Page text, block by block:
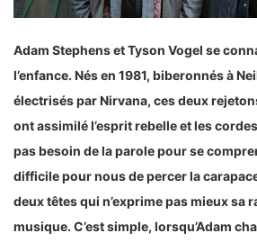
Adam Stephens et Tyson Vogel se
l’enfance. Nés en 1981, biberonnés à
électrisés par Nirvana, ces deux
ont assimilé l’esprit rebelle et les
pas besoin de la parole pour se
difficile pour nous de percer la
deux têtes qui n’exprime pas mieux sa
musique. C’est simple, lorsqu’Adam